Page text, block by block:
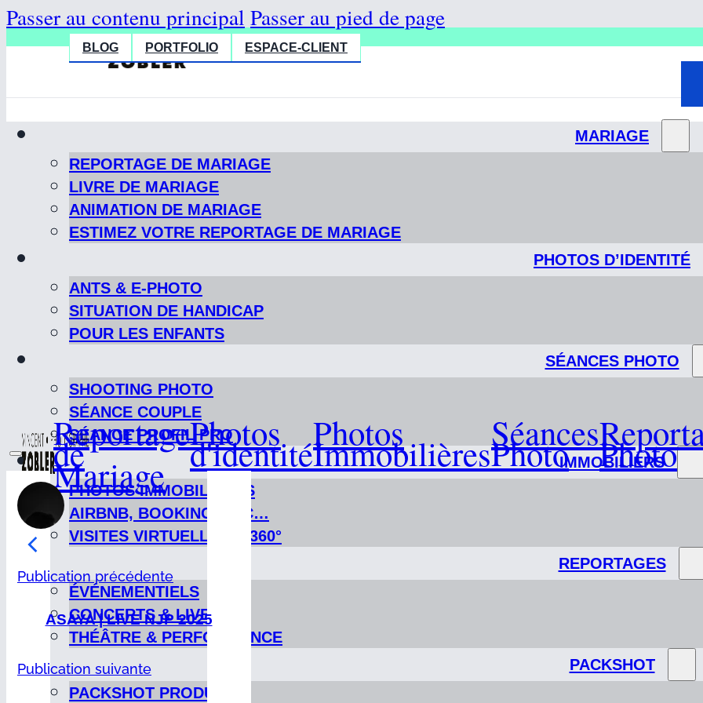
Passer au contenu principal Passer au pied de page
BLOG PORTFOLIO ESPACE-CLIENT
MARIAGE
REPORTAGE DE MARIAGE
LIVRE DE MARIAGE
ANIMATION DE MARIAGE
ESTIMEZ VOTRE REPORTAGE DE MARIAGE
PHOTOS D’IDENTITÉ
ANTS & E-PHOTO
SITUATION DE HANDICAP
POUR LES ENFANTS
SÉANCES PHOTO
SHOOTING PHOTO
SÉANCE COUPLE
SÉANCE PROFIL PRO
IMMOBILIERS
PHOTOS IMMOBILIÈRES
AIRBNB, BOOKING, ETC…
VISITES VIRTUELLES & 360°
REPORTAGES
ÉVÉNEMENTIELS
CONCERTS & LIVES
THÉÂTRE & PERFORMANCE
PACKSHOT
PACKSHOT PRODUIT
Reportage
de
Mariage
Photos
d'identitéPhotos
ImmobilièresSéances
Photo Photo
Publication précédente
ASAYA | LIVE NJP 2025
Publication suivante